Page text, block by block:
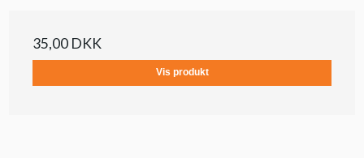
35,00 DKK
Vis produkt